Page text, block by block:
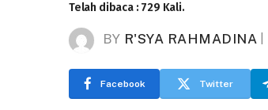
Telah dibaca : 729 Kali.
BY R'SYA RAHMADINA
Facebook Twitter